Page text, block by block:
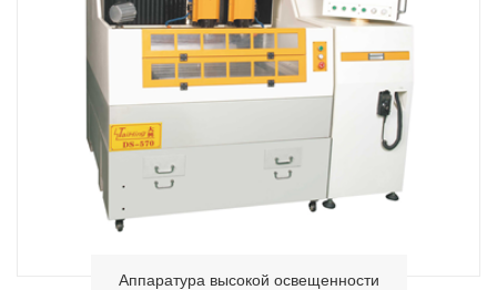
Аппаратура высокой освещенности